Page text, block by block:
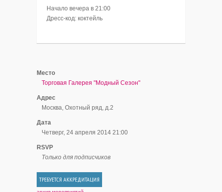
Начало вечера в 21:00
Дресс-код: коктейль
Место
Торговая Галерея "Модный Сезон"
Адрес
Москва, Охотный ряд, д.2
Дата
Четверг, 24 апреля 2014 21:00
RSVP
Только для подписчиков
ТРЕБУЕТСЯ АККРЕДИТАЦИЯ